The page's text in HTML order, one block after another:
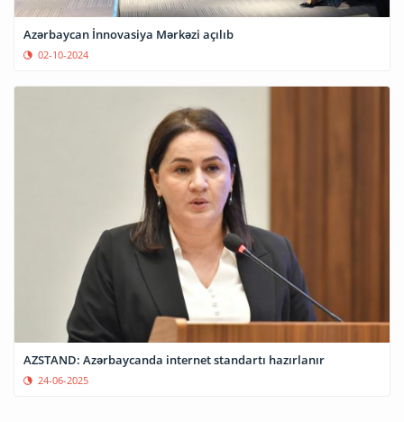
Azərbaycan İnnovasiya Mərkəzi açılıb
02-10-2024
AZSTAND: Azərbaycanda internet standartı hazırlanır
24-06-2025